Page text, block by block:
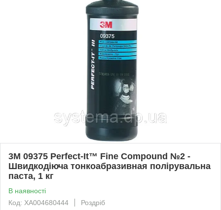
3М 09375 Perfect-It™ Fine Compound №2 -
Швидкодіюча тонкоабразивная полірувальна
паста, 1 кг
В наявності
Код: XA004680444
Роздріб